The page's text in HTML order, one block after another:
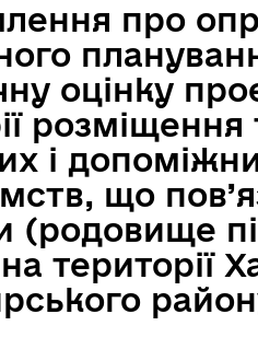
про
оцінку
розміщення
і
що
(родовище
території